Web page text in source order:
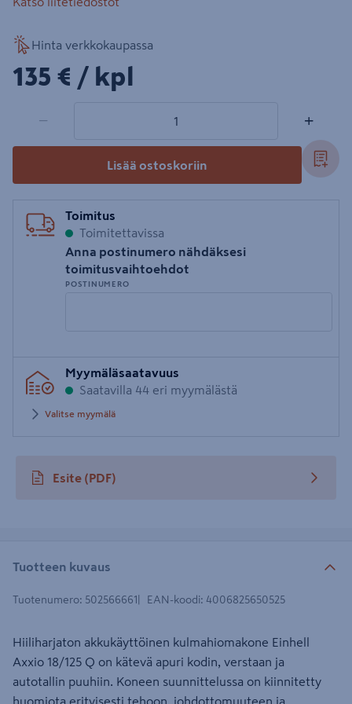
Hinta verkkokaupassa
135€/kpl
135 € / kpl
− +
Lisää ostoskoriin
Toimitus
Toimitettavissa
Anna postinumero nähdäksesi
toimitusvaihtoehdot
POSTINUMERO
postinumero
Myymäläsaatavuus
Saatavilla 44 eri myymälästä
Valitse myymälä
Esite (PDF)
avautuu uuteen välilehteen
Tuotteen kuvaus
Tuotenumero: 502566661 EAN-koodi: 4006825650525
Hiiliharjaton akkukäyttöinen kulmahiomakone Einhell
Axxio 18/125 Q on kätevä apuri kodin, verstaan ja
autotallin puuhiin. Koneen suunnittelussa on kiinnitetty
huomiota erityisesti tehoon, johdottomuuteen ja